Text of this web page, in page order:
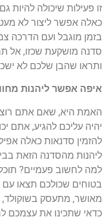
זו פעילות שיכולה
כאלה אפשר ליצור לא
בזמן מוגבל ועם הדרכה
סדנה מושקעת שכזו, אל
ותראו שהבן שלכם לא
איפה אפשר ליהנות
האמת היא, שאם אתם
יהיה עליכם להגיע, אתם
להזמין סדנאות כאלה
ליהנות מהסדנה הזאת
למה לחשוב פעמיים?
בטוחים שכולכם תצאו
מאושר, מתעסק בשוקולד,
כדאי שתכינו את עצמכם